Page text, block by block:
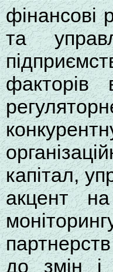
фінансові
та
факторів
капітал,
акцент на
до змін і